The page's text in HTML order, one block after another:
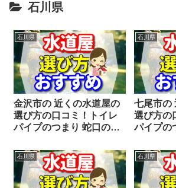
石川県
石川県
金沢市の 近くの水道屋の
選び方の口コミ！トイレ
パイプのつまり 蛇口の水
ェックすることをシェア
します。
石川県
七尾市の
選び方の
パイプの
ェックす
します。
石川県 石川県